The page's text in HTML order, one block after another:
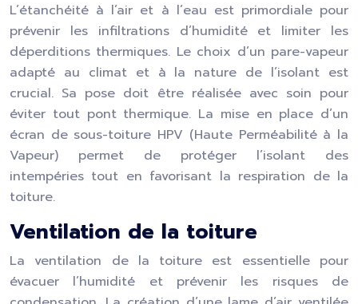
L’étanchéité à l’air et à l’eau est primordiale pour
prévenir les infiltrations d’humidité et limiter les
déperditions thermiques. Le choix d’un pare-vapeur
adapté au climat et à la nature de l’isolant est
crucial. Sa pose doit être réalisée avec soin pour
éviter tout pont thermique. La mise en place d’un
écran de sous-toiture HPV (Haute Perméabilité à la
Vapeur) permet de protéger l’isolant des
intempéries tout en favorisant la respiration de la
toiture.
Ventilation de la toiture
La ventilation de la toiture est essentielle pour
évacuer l’humidité et prévenir les risques de